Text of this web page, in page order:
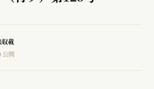
収載
公開